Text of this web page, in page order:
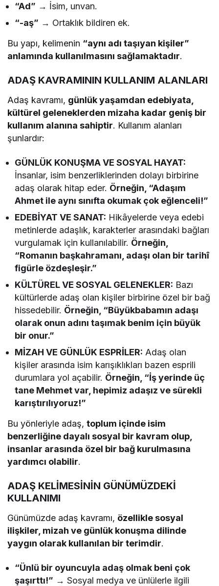
“Ad” → İsim, unvan.
“-aş” → Ortaklık bildiren ek.
Bu yapı, kelimenin “aynı adı taşıyan kişiler”
anlamında kullanılmasını sağlamaktadır.
ADAŞ KAVRAMININ KULLANIM ALANLARI
Adaş kavramı, günlük yaşamdan edebiyata,
kültürel geleneklerden mizaha kadar geniş bir
kullanım alanına sahiptir. Kullanım alanları
şunlardır:
GÜNLÜK KONUŞMA VE SOSYAL HAYAT:
İnsanlar, isim benzerliklerinden dolayı birbirine
adaş olarak hitap eder. Örneğin, “Adaşım
Ahmet ile aynı sınıfta okumak çok eğlenceli!”
EDEBİYAT VE SANAT: Hikâyelerde veya edebi
metinlerde adaşlık, karakterler arasındaki bağları
vurgulamak için kullanılabilir. Örneğin,
“Romanın başkahramanı, adaşı olan bir tarihî
figürle özdeşleşir.”
KÜLTÜREL VE SOSYAL GELENEKLER: Bazı
kültürlerde adaş olan kişiler birbirine özel bir bağ
hissedebilir. Örneğin, “Büyükbabamın adaşı
olarak onun adını taşımak benim için büyük
bir onur.”
MİZAH VE GÜNLÜK ESPRİLER: Adaş olan
kişiler arasında isim karışıklıkları bazen esprili
durumlara yol açabilir. Örneğin, “İş yerinde üç
tane Mehmet var, hepimiz adaşız ve sürekli
karıştırılıyoruz!”
Bu yönleriyle adaş,toplum içinde isim
benzerliğine dayalı sosyal bir kavram olup,
insanlar arasında özel bir bağ kurulmasına
yardımcı olabilir.
ADAŞ KELİMESİNİN GÜNÜMÜZDEKİ
KULLANIMI
Günümüzde adaş kavramı, özellikle sosyal
ilişkiler, mizah ve günlük konuşma dilinde
yaygın olarak kullanılan bir terimdir.
“Ünlü bir oyuncuyla adaş olmak beni çok
şaşırttı!” → Sosyal medya ve ünlülerle ilgili